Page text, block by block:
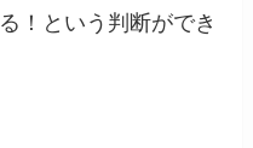
！という判断ができ